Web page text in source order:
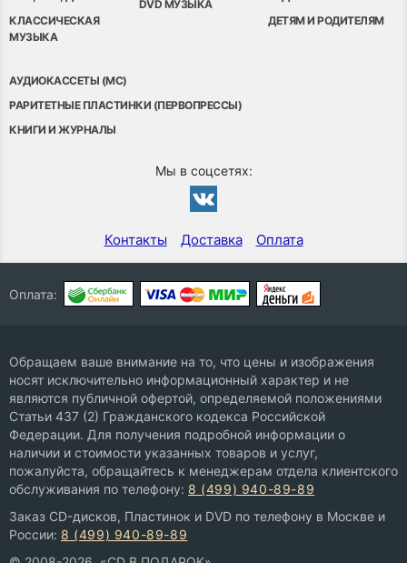
КЛАССИЧЕСКАЯ
МУЗЫКА
DVD МУЗЫКА
ДЕТЯМ И РОДИТЕЛЯМ
АУДИОКАССЕТЫ (MC)
РАРИТЕТНЫЕ ПЛАСТИНКИ (ПЕРВОПРЕССЫ)
КНИГИ И ЖУРНАЛЫ
Мы в соцсетях:
Контакты Доставка Оплата
Оплата:
Обращаем ваше внимание на то, что цены и изображения
носят исключительно информационный характер и не
являются публичной офертой, определяемой положениями
Статьи 437 (2) Гражданского кодекса Российской
Федерации. Для получения подробной информации о
наличии и стоимости указанных товаров и услуг,
пожалуйста, обращайтесь к менеджерам отдела клиентского
обслуживания по телефону: 8 (499) 940-89-89
Заказ CD-дисков, Пластинок и DVD по телефону в Москве и
России: 8 (499) 940-89-89